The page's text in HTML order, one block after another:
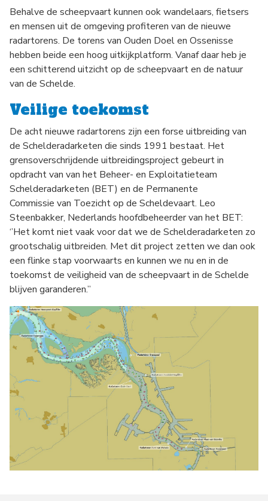
Behalve de scheepvaart kunnen ook wandelaars, fietsers
en mensen uit de omgeving profiteren van de nieuwe
radartorens. De torens van Ouden Doel en Ossenisse
hebben beide een hoog uitkijkplatform. Vanaf daar heb je
een schitterend uitzicht op de scheepvaart en de natuur
van de Schelde.
Veilige toekomst
De acht nieuwe radartorens zijn een forse uitbreiding van
de Schelderadarketen die sinds 1991 bestaat. Het
grensoverschrijdende uitbreidingsproject gebeurt in
opdracht van van het Beheer- en Exploitatieteam
Schelderadarketen (BET) en de Permanente
Commissie van Toezicht op de Scheldevaart. Leo
Steenbakker, Nederlands hoofdbeheerder van het BET:
‘’Het komt niet vaak voor dat we de Schelderadarketen zo
grootschalig uitbreiden. Met dit project zetten we dan ook
een flinke stap voorwaarts en kunnen we nu en in de
toekomst de veiligheid van de scheepvaart in de Schelde
blijven garanderen.’’